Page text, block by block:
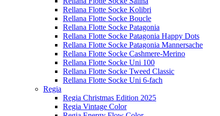
Rellana Flotte Socke Kolibri
Rellana Flotte Socke Boucle
Rellana Flotte Socke Patagonia
Rellana Flotte Socke Patagonia Happy Dots
Rellana Flotte Socke Patagonia Mannersache
Rellana Flotte Socke Cashmere-Merino
Rellana Flotte Socke Uni 100
Rellana Flotte Socke Tweed Classic
Rellana Flotte Socke Uni 6-fach
Regia
Regia Christmas Edition 2025
Regia Vintage Color